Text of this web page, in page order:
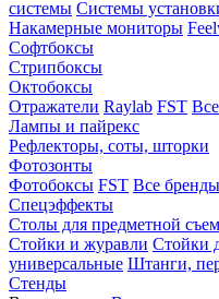
системы Системы
Накамерные мониторы
Софтбоксы
Стрипбоксы
Октобоксы
Отражатели Raylab FST
Лампы и пайрекс
Рефлекторы, соты, шторки
Фотозонты
Фотобоксы FST Все бренды
Спецэффекты
Столы для предметной
Стойки и журавли Стойки
универсальные Штанги,
Стенды